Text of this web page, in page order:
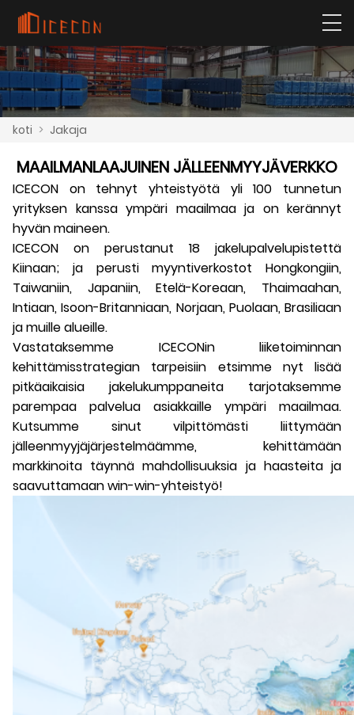
koti > Jakaja
MAAILMANLAAJUINEN JÄLLEENMYYJÄVERKKO
ICECON on tehnyt yhteistyötä yli 100 tunnetun
yrityksen kanssa ympäri maailmaa ja on kerännyt
hyvän maineen.
ICECON on perustanut 18 jakelupalvelupistettä
Kiinaan; ja perusti myyntiverkostot Hongkongiin,
Taiwaniin, Japaniin, Etelä-Koreaan, Thaimaahan,
Intiaan, Isoon-Britanniaan, Norjaan, Puolaan, Brasiliaan
ja muille alueille.
Vastataksemme ICECONin liiketoiminnan
kehittämisstrategian tarpeisiin etsimme nyt lisää
pitkäaikaisia ​​jakelukumppaneita tarjotaksemme
parempaa palvelua asiakkaille ympäri maailmaa.
Kutsumme sinut vilpittömästi liittymään
jälleenmyyjäjärjestelmäämme, kehittämään
markkinoita täynnä mahdollisuuksia ja haasteita ja
saavuttamaan win-win-yhteistyö!